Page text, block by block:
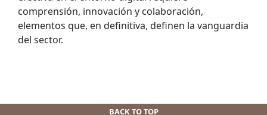
comprensión, innovación y colaboración,
elementos que, en definitiva, definen la vanguardia
del sector.
BACK TO TOP